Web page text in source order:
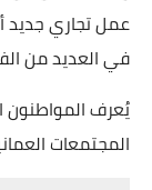
عمل تجاري جديد
في العديد من
يُعرف المواطنون
المجتمعات